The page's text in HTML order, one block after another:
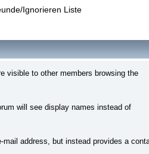
Ignorieren Liste
visible to other members browsing the
will see display names instead of
address, but instead provides a